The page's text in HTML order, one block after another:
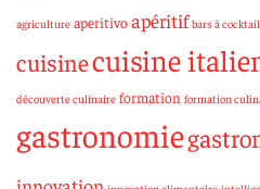
agriculture aperitivoapéritif bars à
cuisinecuisine
découverte culinaire formation formation
gastronomie